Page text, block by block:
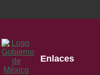
Enlaces